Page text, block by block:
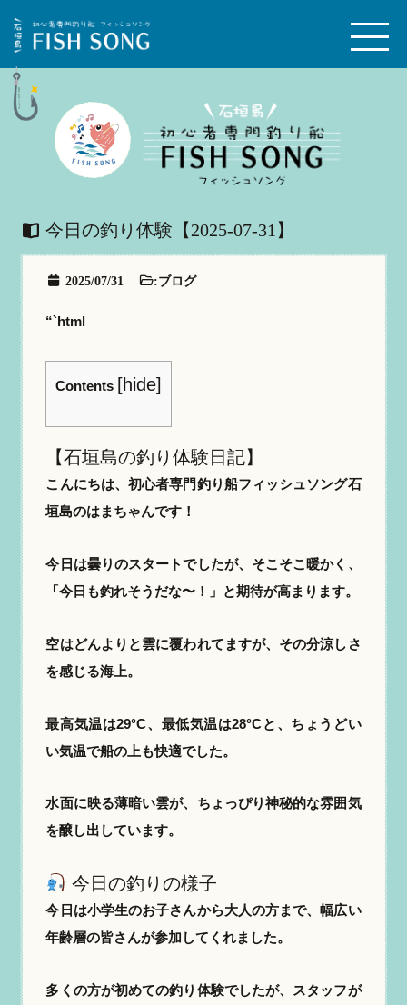
今日の釣り体験【2025-07-31】
2025/07/31 :ブログ
“`html
Contents [hide]
【石垣島の釣り体験日記】
こんにちは、初心者専門釣り船フィッシュソング石
垣島のはまちゃんです！
今日は曇りのスタートでしたが、そこそこ暖かく、
「今日も釣れそうだな〜！」と期待が高まります。
空はどんよりと雲に覆われてますが、その分涼しさ
を感じる海上。
最高気温は29°C、最低気温は28°Cと、ちょうどい
い気温で船の上も快適でした。
水面に映る薄暗い雲が、ちょっぴり神秘的な雰囲気
を醸し出しています。
今日の釣りの様子
今日は小学生のお子さんから大人の方まで、幅広い
年齢層の皆さんが参加してくれました。
多くの方が初めての釣り体験でしたが、スタッフが